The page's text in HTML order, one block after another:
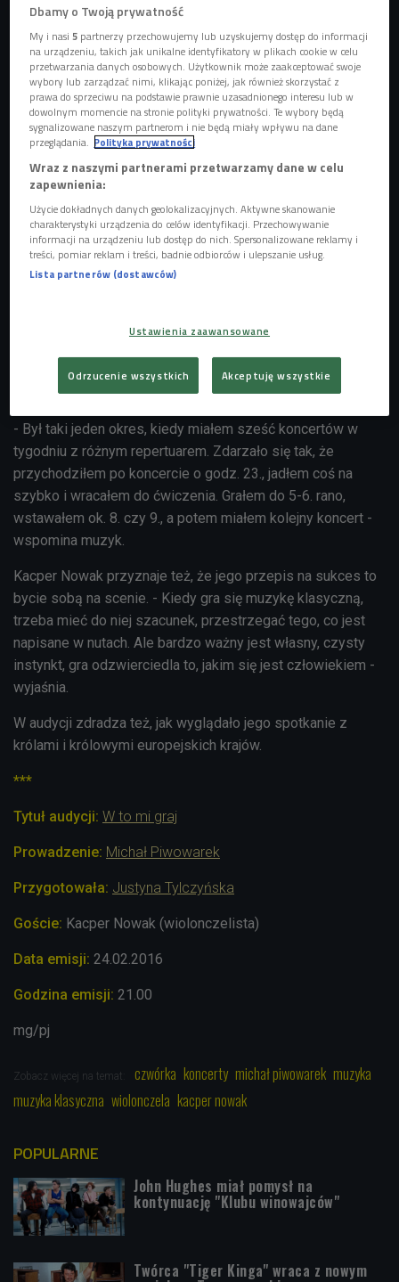
Kacper Nowak Foto: Michel Cooreman/press/musicchapel.org/
Kiedy miał 15 lat, przeprowadził się do Brukseli
najwyższym wyróżnieniem. Obecnie studiuje w prestiżowej
Queen Elisabeth Music Chapel i dużo koncertuje.
- Był taki jeden okres, kiedy miałem sześć koncertów w
tygodniu z różnym repertuarem. Zdarzało się tak, że
przychodziłem po koncercie o godz. 23., jadłem coś na
szybko i wracałem do ćwiczenia. Grałem do 5-6. rano,
wstawałem ok. 8. czy 9., a potem miałem kolejny koncert -
wspomina muzyk.
Kacper Nowak przyznaje też, że jego przepis na sukces to
bycie sobą na scenie. - Kiedy gra się muzykę klasyczną,
trzeba mieć do niej szacunek, przestrzegać tego, co jest
napisane w nutach. Ale bardzo ważny jest własny, czysty
instynkt, gra odzwierciedla to, jakim się jest człowiekiem -
wyjaśnia.
W audycji zdradza też, jak wyglądało jego spotkanie z
królami i królowymi europejskich krajów.
***
Tytuł audycji: W to mi graj
Prowadzenie: Michał Piwowarek
Przygotowała: Justyna Tylczyńska
Goście: Kacper Nowak (wiolonczelista)
Data emisji: 24.02.2016
Godzina emisji: 21.00
mg/pj
Zobacz więcej na temat: czwórka koncerty michał piwowarek muzyka
muzyka klasyczna wiolonczela kacper nowak
POPULARNE
John Hughes miał pomysł na
kontynuację "Klubu winowajców"
Twórca "Tiger Kinga" wraca z nowym
Dbamy o Twoją prywatność
My i nasi5 partnerzy przechowujemy lub uzyskujemy dostęp do informacji
na urządzeniu, takich jak unikalne identyfikatory w plikach cookie w celu
przetwarzania danych osobowych. Użytkownik może zaakceptować swoje
wybory lub zarządzać nimi, klikając poniżej, jak również skorzystać z
prawa do sprzeciwu na podstawie prawnie uzasadnionego interesu lub w
dowolnym momencie na stronie polityki prywatności. Te wybory będą
sygnalizowane naszym partnerom i nie będą miały wpływu na dane
przeglądania. Polityka prywatności
Wraz z naszymi partnerami przetwarzamy dane w celu
zapewnienia:
Użycie dokładnych danych geolokalizacyjnych. Aktywne skanowanie
charakterystyki urządzenia do celów identyfikacji. Przechowywanie
informacji na urządzeniu lub dostęp do nich. Spersonalizowane reklamy i
treści, pomiar reklam i treści, badnie odbiorców i ulepszanie usług.
Lista partnerów (dostawców)
Ustawienia zaawansowane
Odrzucenie wszystkich Akceptuję wszystkie